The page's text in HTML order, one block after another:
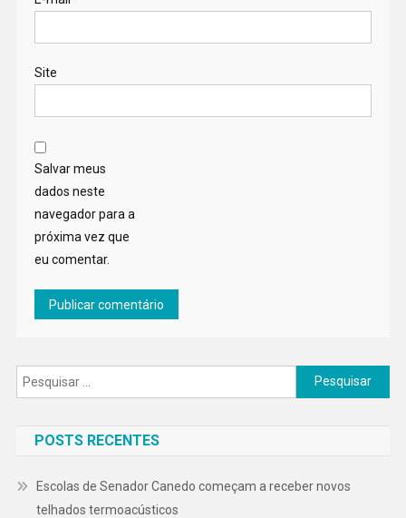
Site
Salvar meus
dados neste
navegador para a
próxima vez que
eu comentar.
Pesquisar
por:
POSTS RECENTES
Escolas de Senador Canedo começam a receber novos
telhados termoacústicos